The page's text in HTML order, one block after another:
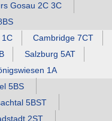
Gosau 2C 3C
1C
Cambridge 7CT
Salzburg 5AT
1A
5BS
5BST
2ST